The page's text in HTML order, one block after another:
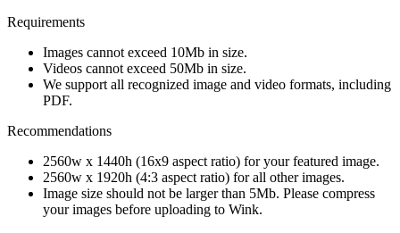
Requirements
Images cannot exceed 10Mb in size.
Videos cannot exceed 50Mb in size.
We support all recognized image and video formats, including
PDF.
Recommendations
2560w x 1440h (16x9 aspect ratio) for your featured image.
2560w x 1920h (4:3 aspect ratio) for all other images.
Image size should not be larger than 5Mb. Please compress
your images before uploading to Wink.